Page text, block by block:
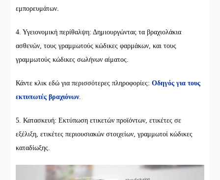
εμπορευμάτων.
4. Υγειονομική περίθαλψη: Δημιουργώντας τα βραχιολάκια
ασθενών, τους γραμμωτούς κώδικες φαρμάκων, και τους
γραμμωτούς κώδικες σωλήνων αίματος.
Κάντε κλικ εδώ για περισσότερες πληροφορίες:Οδηγός για τους
εκτυπωτές βραχιόνων
5. Κατασκευή: Εκτύπωση ετικετών προϊόντων, ετικέτες σε
εξέλιξη, ετικέτες περιουσιακών στοιχείων, γραμμωτοί κώδικες
καταδίωξης.